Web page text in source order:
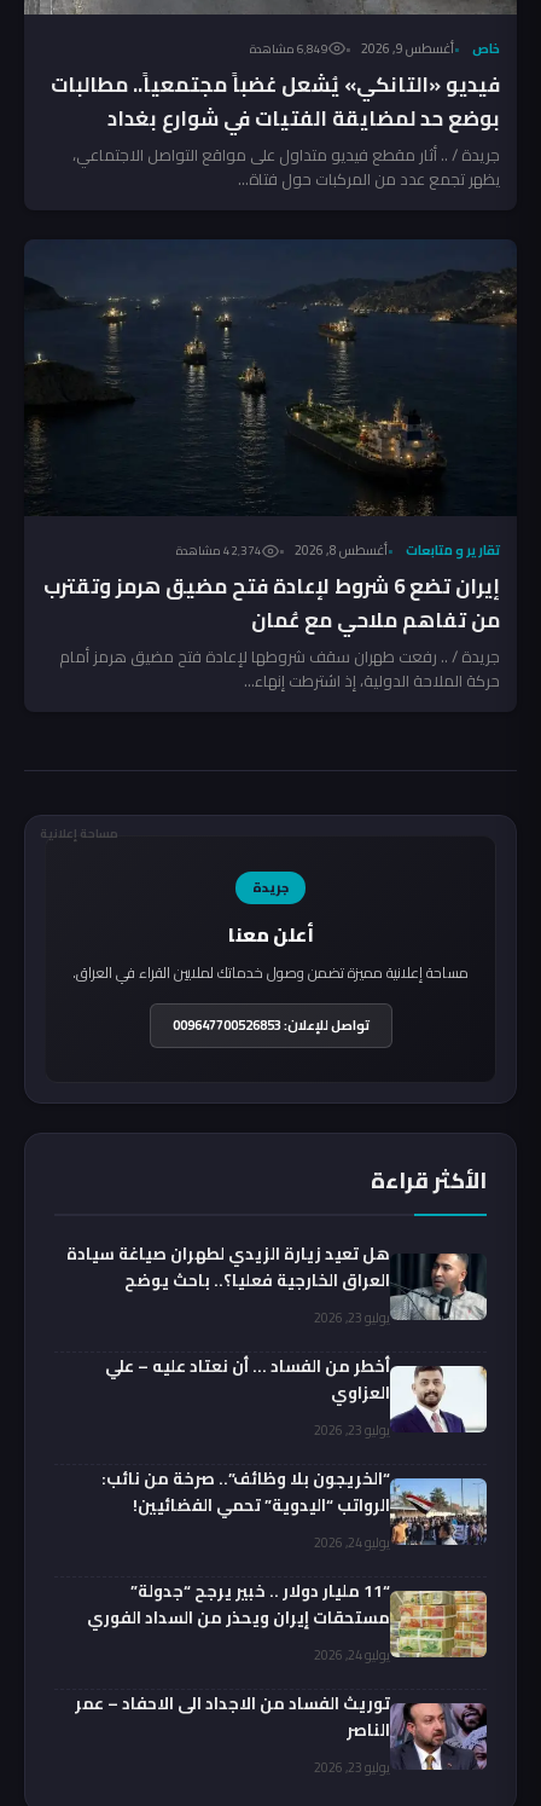
خاص أغسطس 9, 2026 6٬849 مشاهدة
فيديو «التانكي» يُشعل غضباً مجتمعياً.. مطالبات
بوضع حد لمضايقة الفتيات في شوارع بغداد
جريدة / .. أثار مقطع فيديو متداول على مواقع التواصل الاجتماعي،
يظهر تجمع عدد من المركبات حول فتاة...
تقارير و متابعات أغسطس 8, 2026 42٬374 مشاهدة
إيران تضع 6 شروط لإعادة فتح مضيق هرمز وتقترب
من تفاهم ملاحي مع عُمان
جريدة / .. رفعت طهران سقف شروطها لإعادة فتح مضيق هرمز أمام
حركة الملاحة الدولية، إذ اشترطت إنهاء...
مساحة إعلانية
جريدة
أعلن معنا
مساحة إعلانية مميزة تضمن وصول خدماتك لملايين القراء في العراق.
تواصل للإعلان: 009647700526853
الأكثر قراءة
هل تعيد زيارة الزيدي لطهران صياغة سيادة
العراق الخارجية فعليا؟.. باحث يوضح
يوليو 23, 2026
أخطر من الفساد … أن نعتاد عليه – علي
العزاوي
يوليو 23, 2026
“الخريجون بلا وظائف”.. صرخة من نائب:
الرواتب “اليدوية” تحمي الفضائيين!
يوليو 24, 2026
“11 مليار دولار .. خبير يرجح “جدولة”
مستحقات إيران ويحذر من السداد الفوري
يوليو 24, 2026
توريث الفساد من الاجداد الى الاحفاد – عمر
الناصر
يوليو 23, 2026